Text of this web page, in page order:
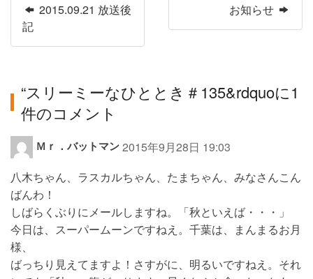
2015.09.21 放送後
記
お知らせ
“スリーミーなひととき＃135&rdquoに1
件のコメント
Ｍｒ．バットマン よ
:
2015年9月28日 19:03
八木ちゃん、ラスカルちゃん、たまちゃん、みなさんこん
ばんわ！
しばらくぶりにメールしますね。「秋といえば・・・」
今日は、スーパームーンですねえ。千葉は、まんまるお月
様、
ばっちり見えてますよ！さすがに、明るいですねえ。それ